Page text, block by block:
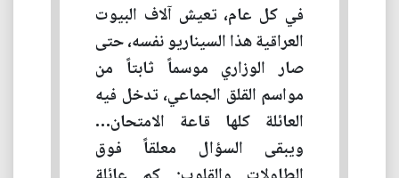
في كل عام، تعيش آلاف البيوت
العراقية هذا السيناريو نفسه، حتى
صار الوزاري موسماً ثابتاً من
مواسم القلق الجماعي، تدخل فيه
العائلة كلها قاعة الامتحان…
ويبقى السؤال معلقاً فوق